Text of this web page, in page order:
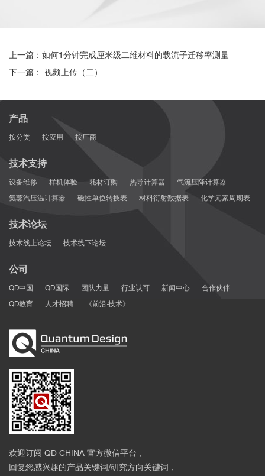
上一篇：如何1分钟完成厘米级二维材料的载流子迁移率测量
下一篇： 视频上传（二）
产品
按分类 按应用 按厂商
技术支持
设备维修 样机体验 耗材订购 热导计算器
气流压降计算器
氦蒸汽压温计算器
磁性单位转换表 材料衍射数据表 化学元素周期表
技术论坛
技术线上论坛 技术线下论坛
公司
QD中国 QD国际 团队力量 行业认可 新闻中心
合作伙伴
QD教育
人才招聘 《前沿·技术》
欢迎订阅 QD CHINA 官方微信平台，
回复您感兴趣的产品关键词/研究方向关键词，